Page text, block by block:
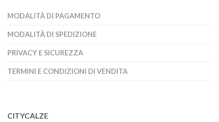
MODALITÀ DI PAGAMENTO
MODALITÀ DI SPEDIZIONE
PRIVACY E SICUREZZA
TERMINI E CONDIZIONI DI VENDITA
CITYCALZE